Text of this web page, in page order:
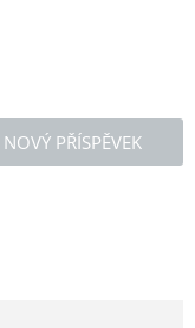
NOVÝ PŘÍSPĚVEK